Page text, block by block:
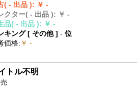
( - 出品 ): ￥ -
クター( - 出品 ): ￥ -
品( - 出品 ): ￥ -
キング [ その他]- 位
価格: ￥ -
トル不明